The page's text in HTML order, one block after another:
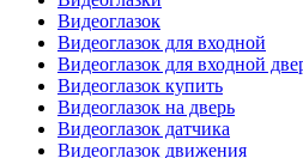
Видеоглазок
Видеоглазок для входной
Видеоглазок для входной
Видеоглазок купить
Видеоглазок на дверь
Видеоглазок датчика
Видеоглазок движения